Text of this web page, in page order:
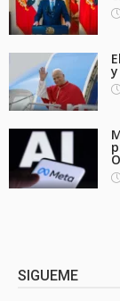
SIGUEME